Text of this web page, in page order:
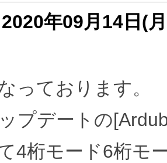
2020年09月14日(
っております。
プデートの
4桁モード6桁モ